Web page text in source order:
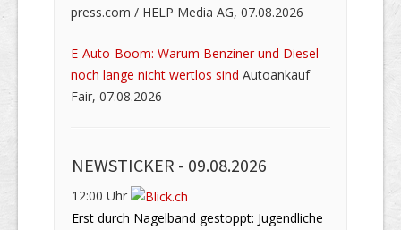
press.com / HELP Media AG, 07.08.2026
E-Auto-Boom: Warum Benziner und Diesel
noch lange nicht wertlos sind Autoankauf
Fair, 07.08.2026
NEWSTICKER - 09.08.2026
12:00 Uhr
Erst durch Nagelband gestoppt: Jugendliche